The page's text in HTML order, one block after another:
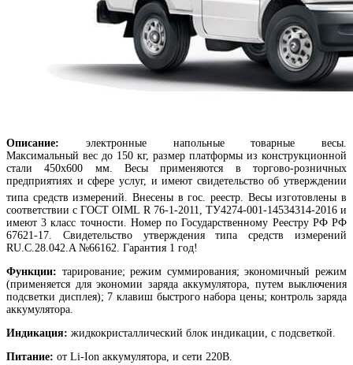
Описание:
электронные напольные товарные весы.
Максимальный вес до 150 кг, размер платформы из конструкционной
стали 450х600 мм.
Весы применяются в торгово-розничных
предприятиях и сфере услуг, и имеют свидетельство об утверждении
типа средств измерений. Внесены в гос. реестр. Весы изготовлены в
соответствии с ГОСТ OIML R 76-1-2011, ТУ4274-001-14534314-2016 и
имеют 3 класс точности. Номер по Государственному Реестру РФ РФ
67621-17. Свидетельство утверждения типа средств измерений
RU.C.28.042.A №66162. Гарантия 1 год!
Функции: тарирование; режим суммирования; экономичный режим
(применяется для экономии заряда аккумулятора, путем выключения
подсветки дисплея); 7 клавиш быстрого набора цены; контроль заряда
аккумулятора.
Индикация: жидкокристаллический блок индикации, с подсветкой.
Питание: от Li-Ion аккумулятора, и сети 220В.